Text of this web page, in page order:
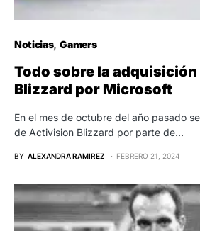
Noticias Gamers
Todo sobre la
Blizzard por Microsoft
En el mes de octubre del año pasado
de Activision Blizzard por parte de…
BY ALEXANDRA RAMIREZ FEBRERO 21, 2024